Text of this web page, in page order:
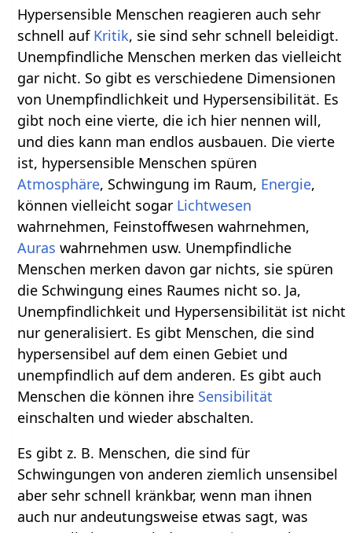
Hypersensible Menschen reagieren auch sehr
schnell auf Kritik, sie sind sehr schnell beleidigt.
Unempfindliche Menschen merken das vielleicht
gar nicht. So gibt es verschiedene Dimensionen
von Unempfindlichkeit und Hypersensibilität. Es
gibt noch eine vierte, die ich hier nennen will,
und dies kann man endlos ausbauen. Die vierte
ist, hypersensible Menschen spüren
Atmosphäre, Schwingung im Raum, Energie,
können vielleicht sogar Lichtwesen
wahrnehmen, Feinstoffwesen wahrnehmen,
Auras wahrnehmen usw. Unempfindliche
Menschen merken davon gar nichts, sie spüren
die Schwingung eines Raumes nicht so. Ja,
Unempfindlichkeit und Hypersensibilität ist nicht
nur generalisiert. Es gibt Menschen, die sind
hypersensibel auf dem einen Gebiet und
unempfindlich auf dem anderen. Es gibt auch
Menschen die können ihre Sensibilität
einschalten und wieder abschalten.
Es gibt z. B. Menschen, die sind für
Schwingungen von anderen ziemlich unsensibel
aber sehr schnell kränkbar, wenn man ihnen
auch nur andeutungsweise etwas sagt, was